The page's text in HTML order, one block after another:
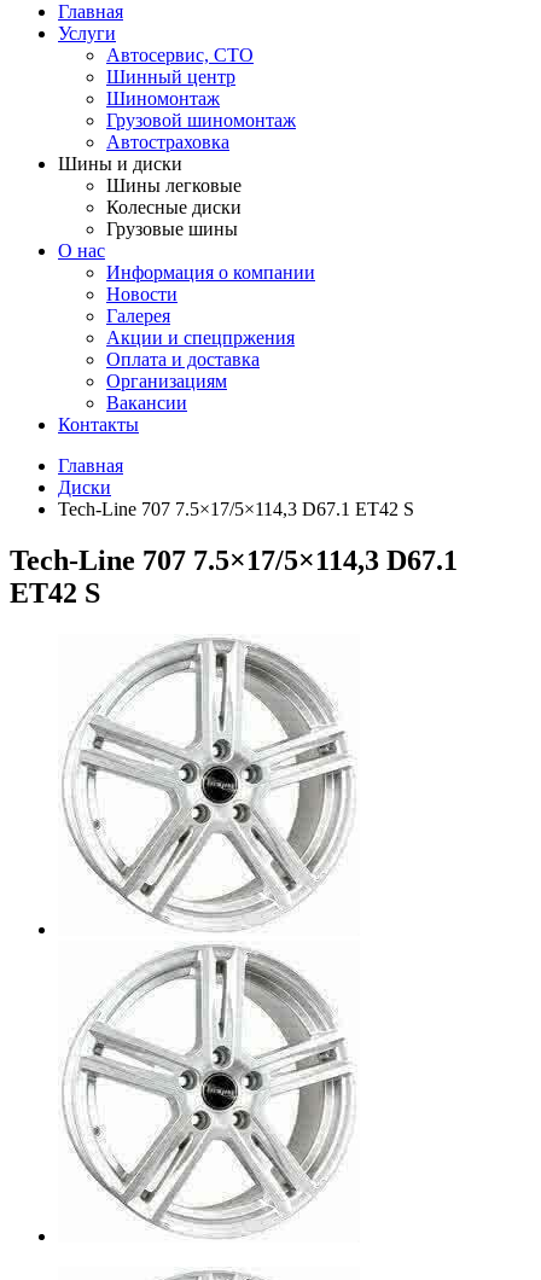
Главная
Услуги
Автосервис, СТО
Шинный центр
Шиномонтаж
Грузовой шиномонтаж
Автостраховка
Шины и диски
Шины легковые
Колесные диски
Грузовые шины
О нас
Информация о компании
Новости
Галерея
Акции и спецпржения
Оплата и доставка
Организациям
Вакансии
Контакты
Главная
Диски
Tech-Line 707 7.5×17/5×114,3 D67.1 ET42 S
Tech-Line 707 7.5×17/5×114,3 D67.1
ET42 S